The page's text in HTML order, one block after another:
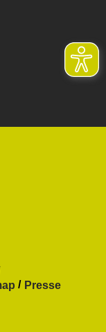
Presse